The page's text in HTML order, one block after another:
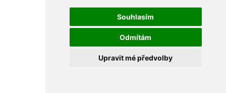
Souhlasím
Odmítám
Upravit mé předvolby
bowdeny a lanka
filtry
gufera